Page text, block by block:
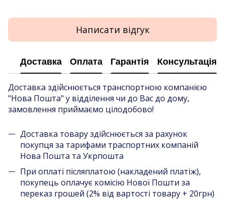
Написати відгук
Доставка Оплата Гарантія Консультація
Доставка здійснюється транспортною компанією
"Нова Пошта" у відділення чи до Вас до дому,
замовлення приймаємо цілодобово!
Доставка товару здійснюється за рахунок
покупця за тарифами траспортних компаній
Нова Пошта та Укрпошта
При оплаті післяплатою (накладений платіж),
покупець оплачує комісію Нової Пошти за
переказ грошей (2% від вартості товару + 20грн)